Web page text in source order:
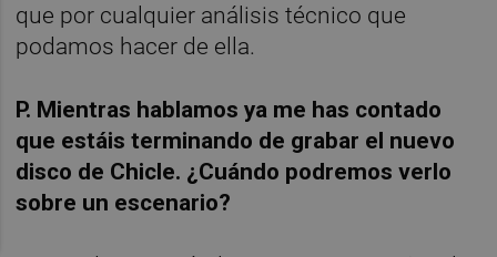
que por cualquier análisis técnico que
podamos hacer de ella.
P. Mientras hablamos ya me has contado
que estáis terminando de grabar el nuevo
disco de Chicle. ¿Cuándo podremos verlo
sobre un escenario?